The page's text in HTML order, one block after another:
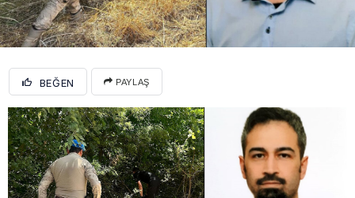
BEĞEN PAYLAŞ